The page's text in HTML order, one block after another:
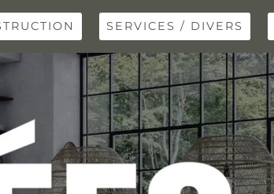
SERVICES / DIVERS